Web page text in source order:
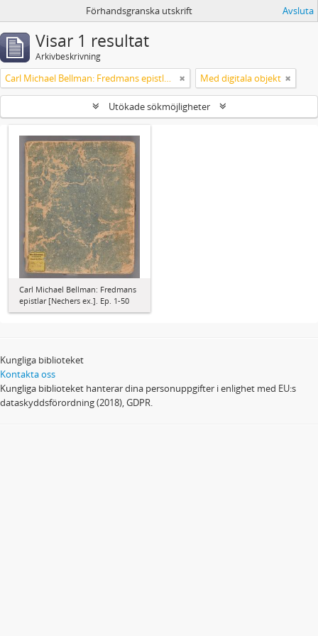
Förhandsgranska utskrift Avsluta
Visar 1 resultat
Arkivbeskrivning
Carl Michael Bellman: Fredmans epistlar [Nechers ex.]. Ep. 1-50 Med digitala objekt
Utökade sökmöjligheter
Carl Michael Bellman: Fredmans
epistlar [Nechers ex.]. Ep. 1-50
Kungliga biblioteket
Kontakta oss
Kungliga biblioteket hanterar dina personuppgifter i enlighet med EU:s
dataskyddsförordning (2018), GDPR.